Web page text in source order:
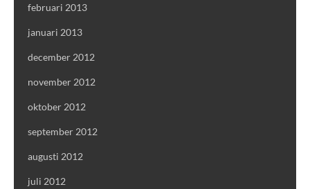
februari 2013
januari 2013
december 2012
november 2012
oktober 2012
september 2012
augusti 2012
juli 2012